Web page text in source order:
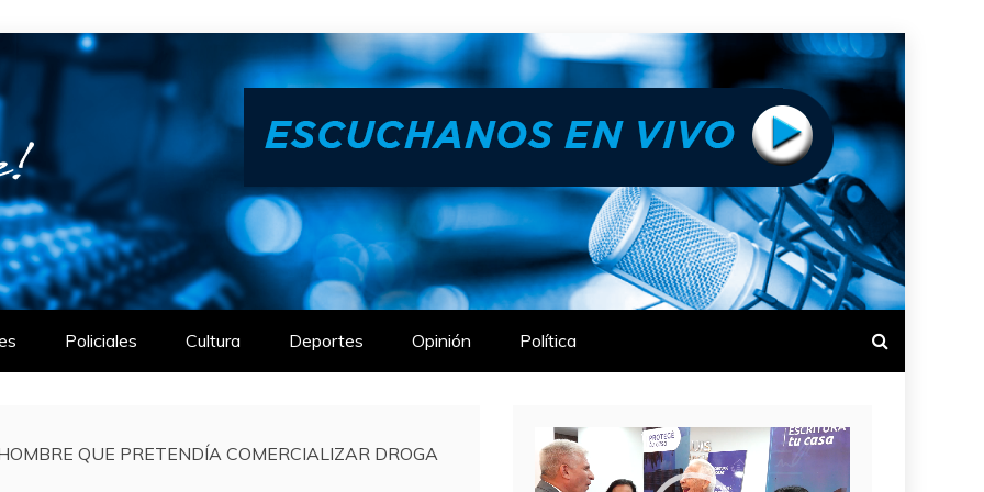
Policiales Cultura Deportes Opinión Política
QUE PRETENDÍA COMERCIALIZAR DROGA
Reproductor
de